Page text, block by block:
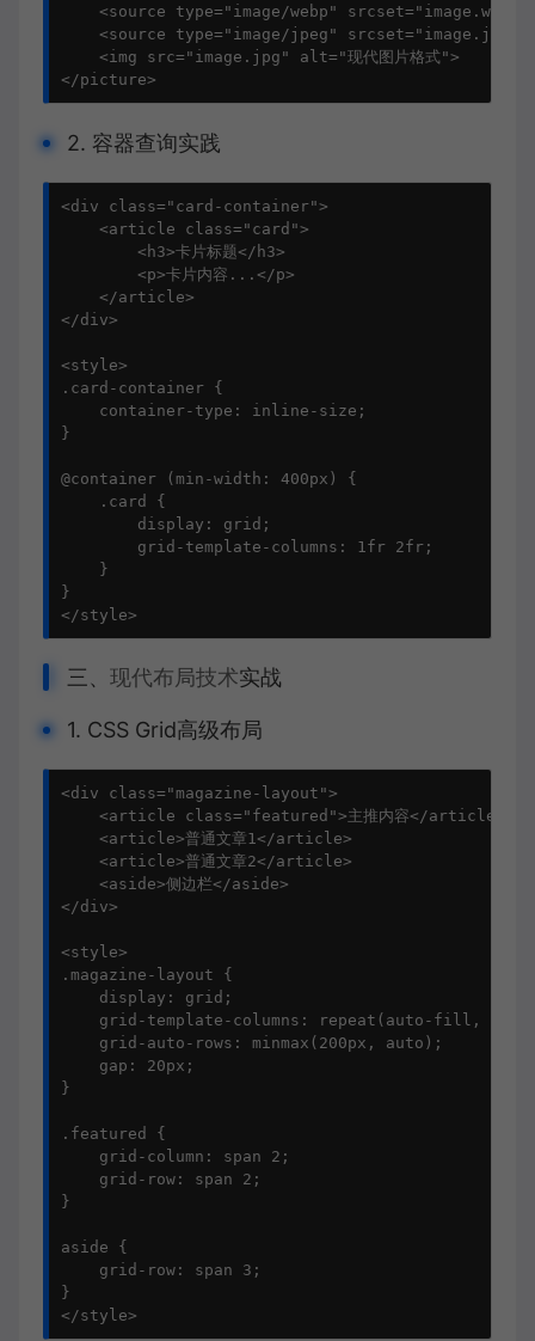
<source type="image/webp"
    <source type="image/jpeg" srcset="image.jpg">
    <img src="image.jpg" alt="现代图片格式">
</picture>
2. 容器查询实践
<div class="card-container">
    <article class="card">
        <h3>卡片标题</h3>
        <p>卡片内容...</p>
    </article>
</div>
<style>
.card-container {
    container-type: inline-size;
}
@container (min-width: 400px) {
    .card {
        display: grid;
        grid-template-columns: 1fr 2fr;
    }
}
</style>
三、 现代布局技术实战
1. CSS Grid高级布局
<div class="magazine-layout">
    <article class="featured">主推内容</article>
    <article>普通文章1</article>
    <article>普通文章2</article>
    <aside>侧边栏</aside>
</div>
<style>
.magazine-layout {
    display: grid;
grid-template-columns: repeat(auto-fill,
    grid-auto-rows: minmax(200px, auto);
    gap: 20px;
}
.featured {
    grid-column: span 2;
    grid-row: span 2;
}
aside {
    grid-row: span 3;
}
</style>